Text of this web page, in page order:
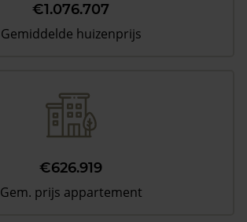
€1.076.707
Gemiddelde huizenprijs
€626.919
Gem. prijs appartement